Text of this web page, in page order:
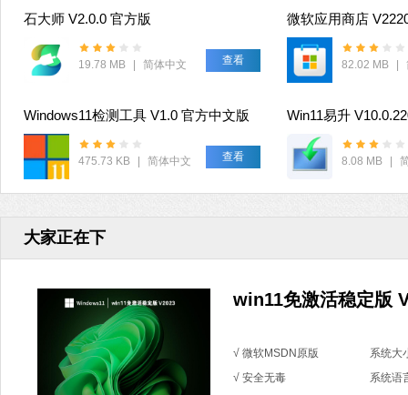
石大师 V2.0.0 官方版
19.78 MB | 简体中文 查看 82.02 MB |
Windows11检测工具 V1.0 官方中文版
475.73 KB | 简体中文 查看
Win11易升
8.08 MB |
大家正在下
win11免激活稳定版
√ 微软MSDN原版
系统大
√ 安全无毒
系统语